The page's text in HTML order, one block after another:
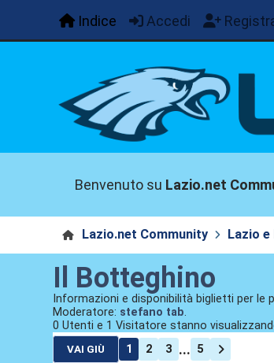
Indice Accedi
Benvenuto su Lazio.net
Lazio.net Community Lazio
Il Botteghino
Informazioni e disponibilità biglietti per le
Moderatore: stefano tab.
0 Utenti e 1 Visitatore stanno
VAI GIÙ 1 2 3 ... 5